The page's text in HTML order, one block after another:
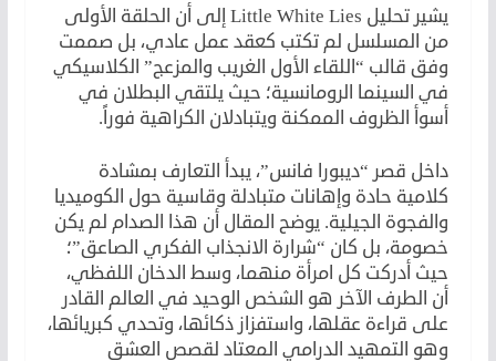
يشير تحليل Little White Lies إلى أن الحلقة الأولى
من المسلسل لم تكتب كعقد عمل عادي، بل صممت
وفق قالب “اللقاء الأول الغريب والمزعج” الكلاسيكي
في السينما الرومانسية؛ حيث يلتقي البطلان في
أسوأ الظروف الممكنة ويتبادلان الكراهية فوراً.
داخل قصر “ديبورا فانس”، يبدأ التعارف بمشادة
كلامية حادة وإهانات متبادلة وقاسية حول الكوميديا
والفجوة الجيلية. يوضح المقال أن هذا الصدام لم يكن
خصومة، بل كان “شرارة الانجذاب الفكري الصاعق”؛
حيث أدركت كل امرأة منهما، وسط الدخان اللفظي،
أن الطرف الآخر هو الشخص الوحيد في العالم القادر
على قراءة عقلها، واستفزاز ذكائها، وتحدي كبريائها،
وهو التمهيد الدرامي المعتاد لقصص العشق